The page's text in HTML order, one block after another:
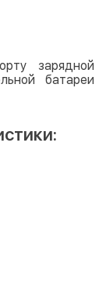
зарядной
батареи